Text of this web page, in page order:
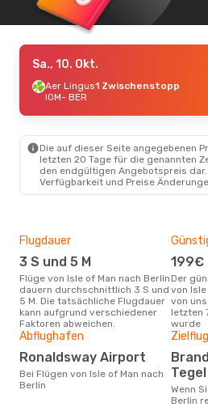
Sa., 10. Okt.
Aer Lingus1 Zwischenstopp
IOM- BER
Die auf dieser Seite angegebenen
letzten 20 Tage für die genannten
den endgültigen Angebotspreis
Verfügbarkeit und Preise
Flugdauer
3 S und 5 M
Flüge von Isle of Man nach Berlin
dauern durchschnittlich 3 S und
5 M. Die tatsächliche Flugdauer
kann aufgrund verschiedener
Faktoren abweichen.
199€
Der günstigste einfache Flug
von
von
letzten
wurde
Abflughafen
Ronaldsway Airport
Bei Flügen von Isle of Man nach
Berlin
Brandenburg Airport,
Tegel
Wenn Sie von Isle of Man nach
Berlin